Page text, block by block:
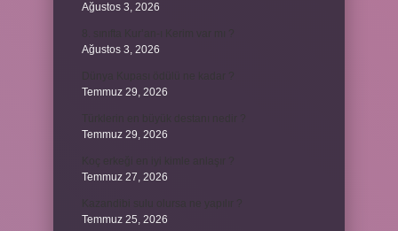
Ağustos 3, 2026
Ağustos 3, 2026
Temmuz 29, 2026
Temmuz 29, 2026
Temmuz 27, 2026
Temmuz 25, 2026